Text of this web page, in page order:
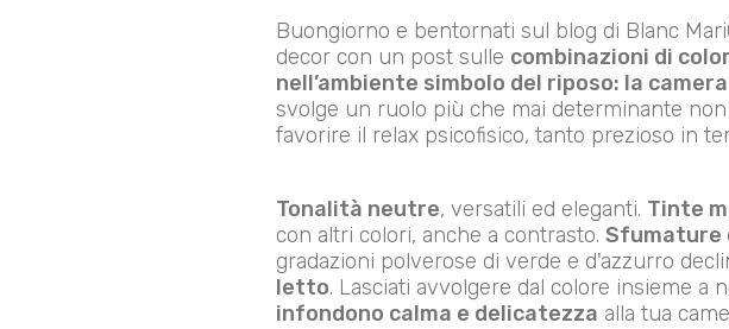
Buongiorno e bentornati sul blog di Blanc
decor con un post sulle combinazioni di
nell’ambiente simbolo del riposo: la
svolge un ruolo più che mai determinante
favorire il relax psicofisico, tanto prezioso in
Tonalità neutre, versatili ed eleganti. Tinte
con altri colori, anche a contrasto. Sfumature
gradazioni polverose di verde e d'azzurro
letto. Lasciati avvolgere dal colore insieme a
infondono calma e delicatezza alla tua